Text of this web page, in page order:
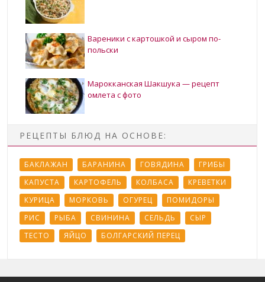
Вареники с картошкой и сыром по-
польски
Марокканская Шакшука — рецепт
омлета с фото
РЕЦЕПТЫ БЛЮД НА ОСНОВЕ:
БАКЛАЖАН БАРАНИНА ГОВЯДИНА
ГРИБЫ
КАПУСТА
КАРТОФЕЛЬ КОЛБАСА
КРЕВЕТКИ
КУРИЦА
МОРКОВЬ ОГУРЕЦ
ПОМИДОРЫ
РИС
РЫБА СВИНИНА СЕЛЬДЬ
СЫР
ТЕСТО
ЯЙЦО БОЛГАРСКИЙ ПЕРЕЦ